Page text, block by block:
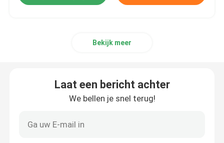
Bekijk meer
Laat een bericht achter
We bellen je snel terug!